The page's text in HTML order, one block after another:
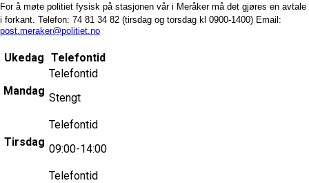
For å møte politiet fysisk på stasjonen vår i Meråker må det gjøres en avtale
i forkant. Telefon: 74 81 34 82 (tirsdag og torsdag kl 0900-1400) Email:
post.meraker@politiet.no
Ukedag Telefontid
Mandag
Telefontid
Stengt
Tirsdag
Telefontid
09:00-14:00
Telefontid